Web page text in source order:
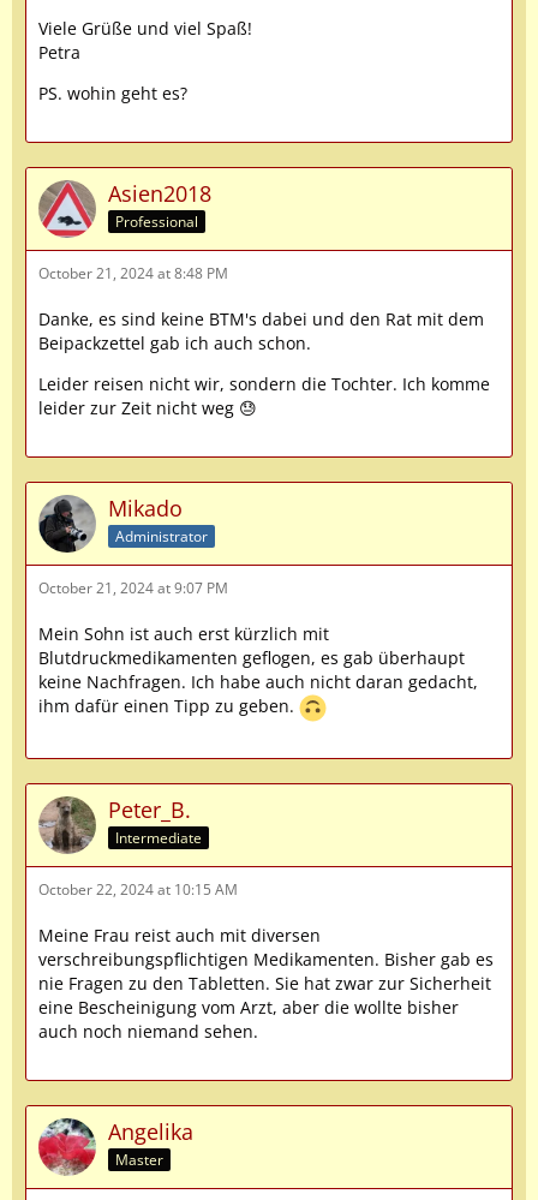
Viele Grüße und viel Spaß!
Petra
PS. wohin geht es?
Asien2018
Professional
October 21, 2024 at 8:48 PM
Danke, es sind keine BTM's dabei und den Rat mit dem
Beipackzettel gab ich auch schon.
Leider reisen nicht wir, sondern die Tochter. Ich komme
leider zur Zeit nicht weg 😓
Mikado
Administrator
October 21, 2024 at 9:07 PM
Mein Sohn ist auch erst kürzlich mit
Blutdruckmedikamenten geflogen, es gab überhaupt
keine Nachfragen. Ich habe auch nicht daran gedacht,
ihm dafür einen Tipp zu geben.
Peter_B.
Intermediate
October 22, 2024 at 10:15 AM
Meine Frau reist auch mit diversen
verschreibungspflichtigen Medikamenten. Bisher gab es
nie Fragen zu den Tabletten. Sie hat zwar zur Sicherheit
eine Bescheinigung vom Arzt, aber die wollte bisher
auch noch niemand sehen.
Angelika
Master